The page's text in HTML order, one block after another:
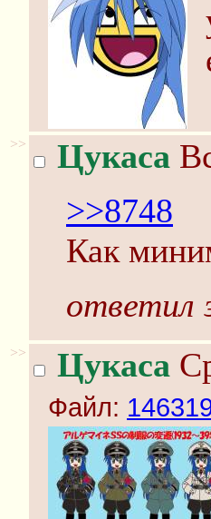
>> Цукаса
>>8748
Как
ответил
>> Цукаса
Файл: